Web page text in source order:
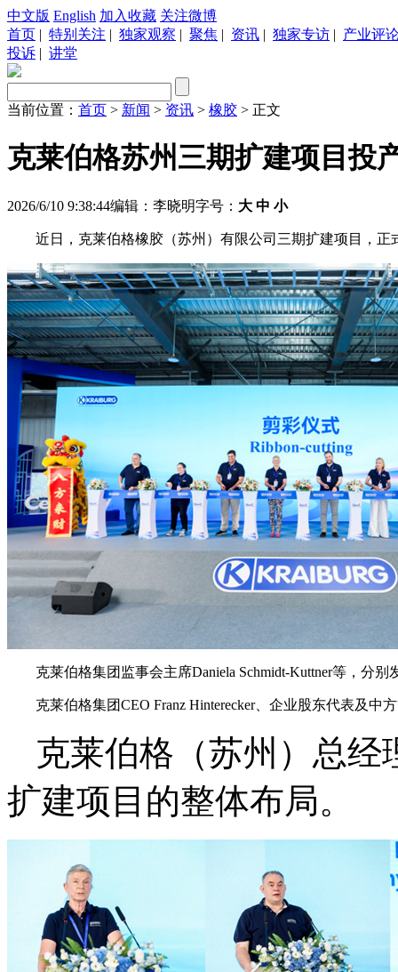
中文版 English 加入收藏 关注微博
首页 | 特别关注 | 独家观察 | 聚焦 | 资讯 | 独家专访 | 产业评
投诉 | 讲堂
当前位置： 首页 > 新闻 > 资讯 > 橡胶 > 正文
克莱伯格苏州三期扩建项目投
2026/6/10 9:38:44编辑：李晓明字号： 大 中 小
近日，克莱伯格橡胶（苏州）有限公司三期扩建项目，正
克莱伯格集团监事会主席Daniela Schmidt-Kuttner等，分别
克莱伯格集团CEO Franz Hinterecker、企业股东代表及中
克莱伯格（苏州）总经
扩建项目的整体布局。